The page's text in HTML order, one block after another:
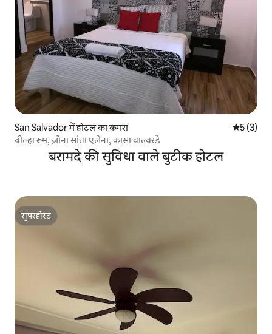
San Salvador में होटल का कमरा औसत रेटिंग
5 (3)
वील्हा रूम, ज़ोना सांता एलेना, कासा वाल्वरडे
बरामदे की सुविधा वाले बुटीक होटल
सुपरहोस्ट
सुपरहोस्ट